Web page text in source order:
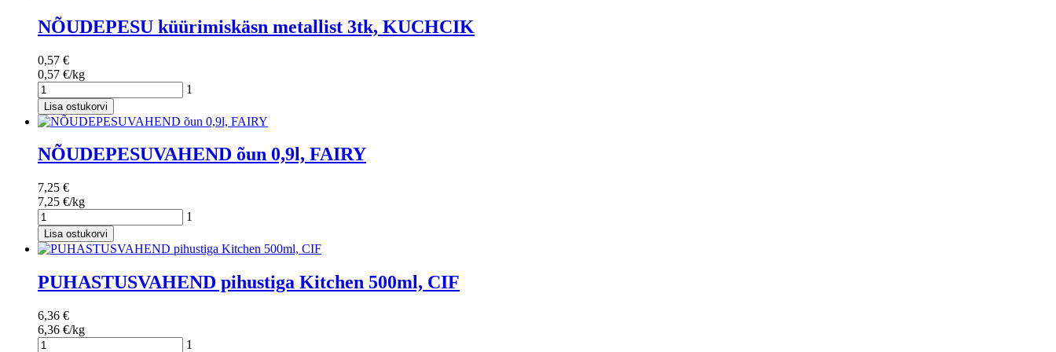
NÕUDEPESU küürimiskäsn metallist 3tk, KUCHCIK
0,57 €
0,57 €/kg
1
Lisa ostukorvi
NÕUDEPESUVAHEND õun 0,9l, FAIRY
7,25 €
7,25 €/kg
1
Lisa ostukorvi
PUHASTUSVAHEND pihustiga Kitchen 500ml, CIF
6,36 €
6,36 €/kg
1